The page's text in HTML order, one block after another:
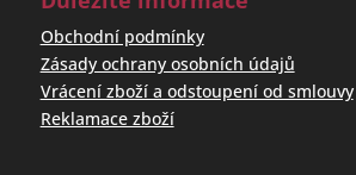
Obchodní podmínky
Zásady ochrany osobních údajů
Vrácení zboží a odstoupení od smlouvy
Reklamace zboží